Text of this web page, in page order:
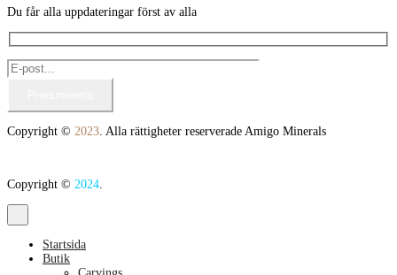
Du får alla uppdateringar först av alla
Copyright © 2023. Alla rättigheter reserverade Amigo Minerals
Copyright © 2024.
Startsida
Butik